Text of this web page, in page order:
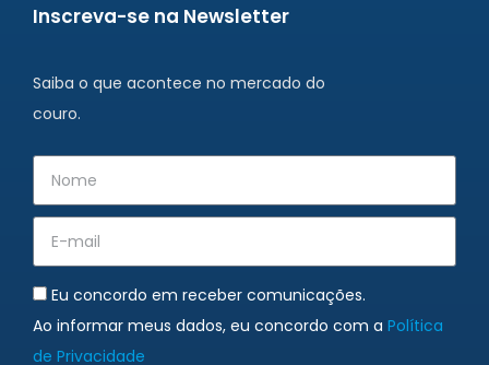
Inscreva-se na Newsletter
Saiba o que acontece no mercado do
couro.
Eu concordo em receber comunicações.
Ao informar meus dados, eu concordo com a Política
de Privacidade